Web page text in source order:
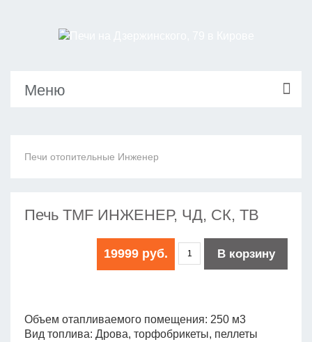
Меню
Печи отопительные Инженер
Печь TMF ИНЖЕНЕР, ЧД, СК, ТВ
19999 руб. В корзину
Объем отапливаемого помещения: 250 м3
Вид топлива: Дрова, торфобрикеты, пеллеты